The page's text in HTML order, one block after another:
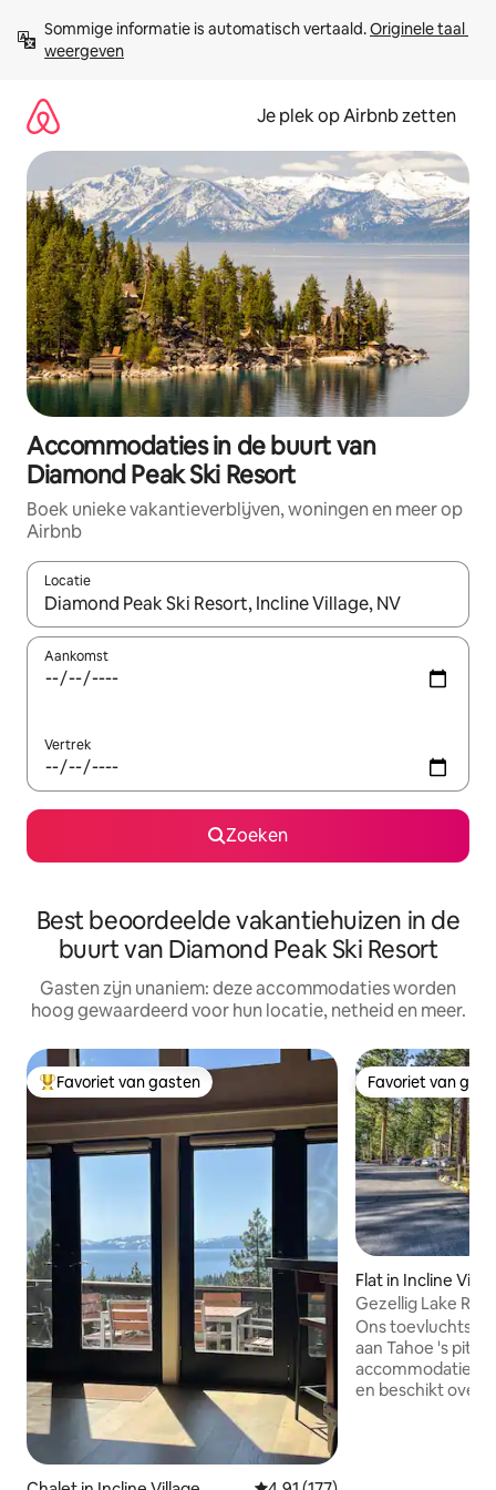
direct
naar
Sommige informatie is automatisch vertaald. Originele taal
weergeven
Je plek op Airbnb zetten
Accommodaties in de buurt van
Diamond Peak Ski Resort
Boek unieke vakantieverblijven, woningen en meer op
Airbnb
Locatie
Wanneer er resultaten beschikbaar zijn, maak je een keuze
Aankomst
Vertrek
Zoeken
Best beoordeelde vakantiehuizen in de
buurt van Diamond Peak Ski Resort
Gasten zijn unaniem: deze accommodaties worden
hoog gewaardeerd voor hun locatie, netheid en meer.
Topfavoriet van gasten
Favoriet van gasten Favoriet van
Favoriet van
Flat in Incline
Gezellig Lake
en Hyatt!
Ons
aan Tahoe 's
accommodatie is
en beschikt over